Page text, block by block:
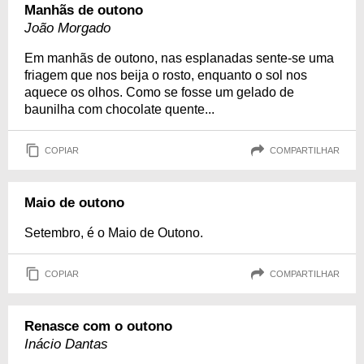
Manhãs de outono
João Morgado
Em manhãs de outono, nas esplanadas sente-se uma
friagem que nos beija o rosto, enquanto o sol nos
aquece os olhos. Como se fosse um gelado de
baunilha com chocolate quente...
COPIAR COMPARTILHAR
Maio de outono
Setembro, é o Maio de Outono.
COPIAR COMPARTILHAR
Renasce com o outono
Inácio Dantas